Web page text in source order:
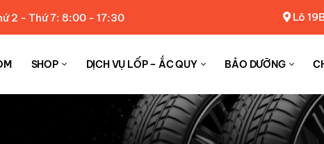
2 - Thứ 7: 8:00 - 17:30 Lô
SHOP DỊCH VỤ LỐP – ẮC QUY BẢO DƯỠNG